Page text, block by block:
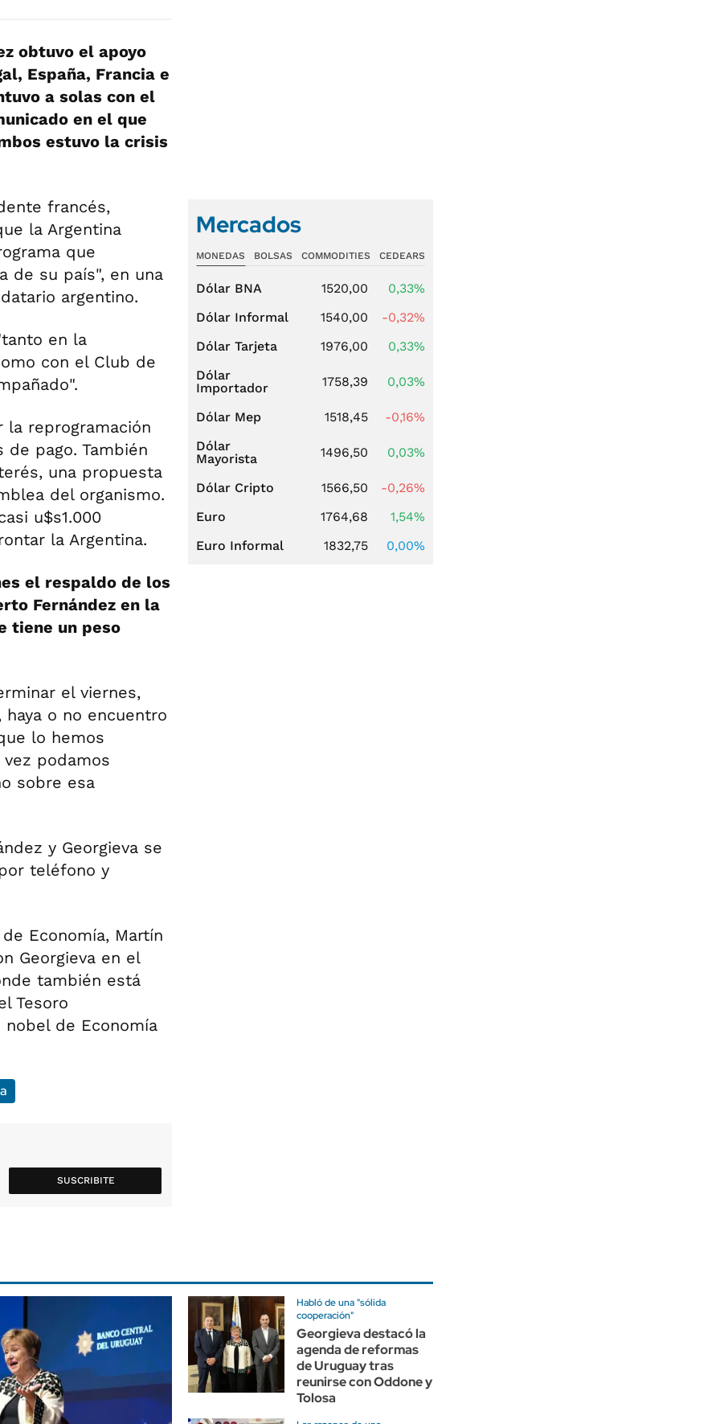
obtuvo el apoyo
España, Francia e
a solas con el
en el que
estuvo la crisis
francés,
la Argentina
que
de su país", en una
argentino.
en la
con el Club de
la reprogramación
pago. También
una propuesta
del organismo.
u$s1.000
la Argentina.
el respaldo de los
Fernández en la
tiene un peso
el viernes,
o no encuentro
lo hemos
podamos
sobre esa
y Georgieva se
teléfono y
Economía, Martín
Georgieva en el
también está
Tesoro
de Economía
SUSCRIBITE
Mercados
MONEDAS BOLSAS COMMODITIES CEDEARS
Dólar BNA 1520,00
0,33%
Dólar Informal
1540,00
-0,32%
Dólar Tarjeta
1976,00
0,33%
Dólar
Importador
1758,39 0,03%
Dólar Mep 1518,45
-0,16%
Dólar
Mayorista
1496,50 0,03%
Dólar Cripto 1566,50
-0,26%
Euro
1764,68
1,54%
Euro Informal
1832,75 0,00%
Habló de una "sólida
cooperación"
Georgieva destacó la
agenda de reformas
de Uruguay tras
reunirse con Oddone y
Tolosa